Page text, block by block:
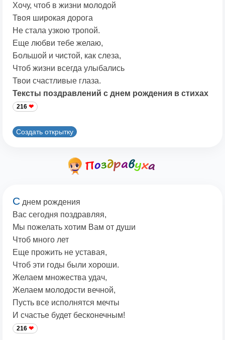
Хочу, чтоб в жизни молодой
Твоя широкая дорога
Не стала узкою тропой.
Еще любви тебе желаю,
Большой и чистой, как слеза,
Чтоб жизни всегда улыбались
Твои счастливые глаза.
Тексты поздравлений с днем рождения в стихах
216
Создать открытку
С днем рождения
Вас сегодня поздравляя,
Мы пожелать хотим Вам от души
Чтоб много лет
Еще прожить не уставая,
Чтоб эти годы были хороши.
Желаем множества удач,
Желаем молодости вечной,
Пусть все исполнятся мечты
И счастье будет бесконечным!
216